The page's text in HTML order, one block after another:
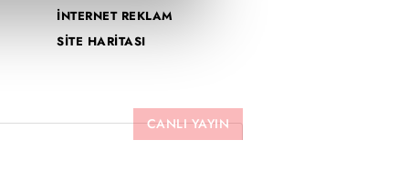
İNTERNET REKLAM
SİTE HARİTASI
CANLI YAYIN